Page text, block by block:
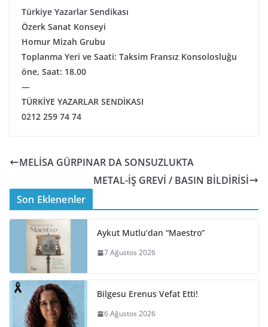
Türkiye Yazarlar Sendikası
Özerk Sanat Konseyi
Homur Mizah Grubu
Toplanma Yeri ve Saati: Taksim Fransız Konsolosluğu
öne, Saat: 18.00
—
TÜRKİYE YAZARLAR SENDİKASI
0212 259 74 74
MELİSA GÜRPINAR DA SONSUZLUKTA
METAL-İŞ GREVİ / BASIN BİLDİRİSİ
Son Eklenenler
Aykut Mutlu’dan “Maestro”
7 Ağustos 2026
Bilgesu Erenus Vefat Etti!
6 Ağustos 2026